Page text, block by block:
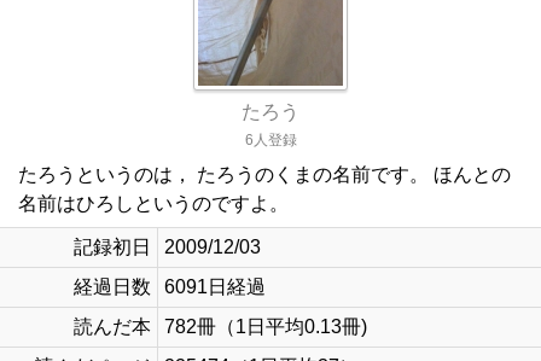
たろう
6人登録
たろうというのは， たろうのくまの名前です。 ほんとの
名前はひろしというのですよ。
記録初日
2009/12/03
経過日数
6091日経過
読んだ本
782冊（1日平均0.13冊)